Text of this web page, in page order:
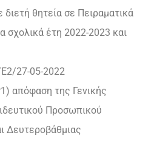
θητεία σε Πειραματικά
σχολικά έτη 2022-2023 και
27-05-2022
απόφαση της Γενικής
Προσωπικού
Δευτεροβάθμιας